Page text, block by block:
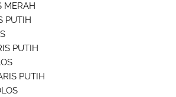
MERAH
PUTIH
PUTIH
PUTIH